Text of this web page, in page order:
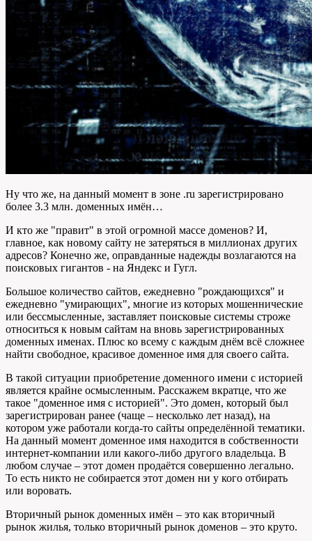
Ну что же, на данный момент в зоне .ru зарегистрировано
более 3.3 млн. доменных имён…
И кто же "правит" в этой огромной массе доменов? И,
главное, как новому сайту не затеряться в миллионах других
адресов? Конечно же, оправданные надежды возлагаются на
поисковых гигантов - на Яндекс и Гугл.
Большое количество сайтов, ежедневно "рождающихся" и
ежедневно "умирающих", многие из которых мошеннические
или бессмысленные, заставляет поисковые системы строже
относиться к новым сайтам на вновь зарегистрированных
доменных именах. Плюс ко всему с каждым днём всё сложнее
найти свободное, красивое доменное имя для своего сайта.
В такой ситуации приобретение доменного имени с историей
является крайне осмысленным. Расскажем вкратце, что же
такое "доменное имя с историей". Это домен, который был
зарегистрирован ранее (чаще – несколько лет назад), на
котором уже работали когда-то сайты определённой тематики.
На данный момент доменное имя находится в собственности
интернет-компании или какого-либо другого владельца. В
любом случае – этот домен продаётся совершенно легально.
То есть никто не собирается этот домен ни у кого отбирать
или воровать.
Вторичный рынок доменных имён – это как вторичный
рынок жилья, только вторичный рынок доменов – это круто.